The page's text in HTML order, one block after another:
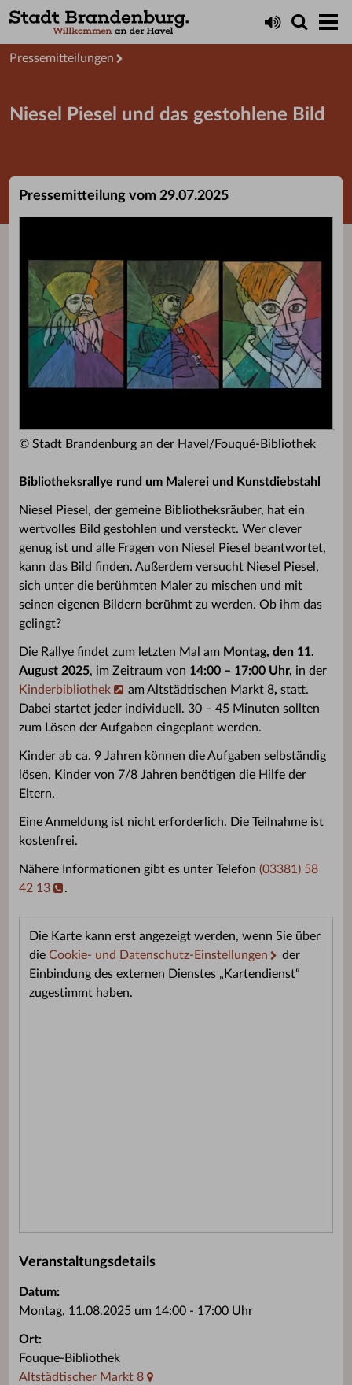
Presseservice
Pressemitteilungen
Niesel Piesel und das gestohlene Bild
Pressemitteilung vom 29.07.2025
© Stadt Brandenburg an der Havel/Fouqué-Bibliothek
Bibliotheksrallye rund um Malerei und Kunstdiebstahl
Niesel Piesel, der gemeine Bibliotheksräuber, hat ein
wertvolles Bild gestohlen und versteckt. Wer clever
genug ist und alle Fragen von Niesel Piesel beantwortet,
kann das Bild finden. Außerdem versucht Niesel Piesel,
sich unter die berühmten Maler zu mischen und mit
seinen eigenen Bildern berühmt zu werden. Ob ihm das
gelingt?
Die Rallye findet zum letzten Mal am Montag, den 11.
August 2025, im Zeitraum von 14:00 – 17:00 Uhr, in der
Kinderbibliothek
am Altstädtischen Markt 8, statt.
Dabei startet jeder individuell. 30 – 45 Minuten sollten
zum Lösen der Aufgaben eingeplant werden.
Kinder ab ca. 9 Jahren können die Aufgaben selbständig
lösen, Kinder von 7/8 Jahren benötigen die Hilfe der
Eltern.
Eine Anmeldung ist nicht erforderlich. Die Teilnahme ist
kostenfrei.
Nähere Informationen gibt es unter Telefon (03381) 58
42 13
.
Die Karte kann erst angezeigt werden, wenn Sie über
die Cookie- und Datenschutz-Einstellungen
der
Einbindung des externen Dienstes „Kartendienst“
zugestimmt haben.
Veranstaltungsdetails
Datum:
Montag, 11.08.2025 um 14:00 - 17:00 Uhr
Ort:
Fouque-Bibliothek
Altstädtischer Markt 8